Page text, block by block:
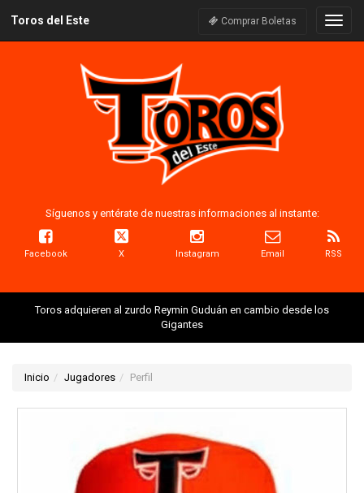
Toros del Este Comprar Boletas
Síguenos y entérate de nuestras informaciones al instante:
Facebook X Instagram Email RSS
Toros adquieren al zurdo Reymin Guduán en cambio desde los
Gigantes
Inicio Jugadores Perfil